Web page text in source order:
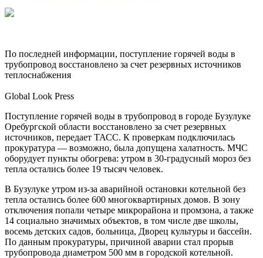
По последней информации, поступление горячей воды в
трубопровод восстановлено за счет резервных источников
теплоснабжения
Global Look Press
Поступление горячей воды в трубопровод в городе Бузулуке
Оребургской области восстановлено за счет резервных
источников, передает ТАСС. К проверкам подключилась
прокуратура — возможно, была допущена халатность. МЧС
оборудует пункты обогрева: утром в 30-градусный мороз без
тепла остались более 19 тысяч человек.
В Бузулуке утром из-за аварийной остановки котельной без
тепла остались более 600 многоквартирных домов. В зону
отключения попали четыре микрорайона и промзона, а также
14 социально значимых объектов, в том числе две школы,
восемь детских садов, больница, Дворец культуры и бассейн.
По данным прокуратуры, причиной аварии стал прорыв
трубопровода диаметром 500 мм в городской котельной.